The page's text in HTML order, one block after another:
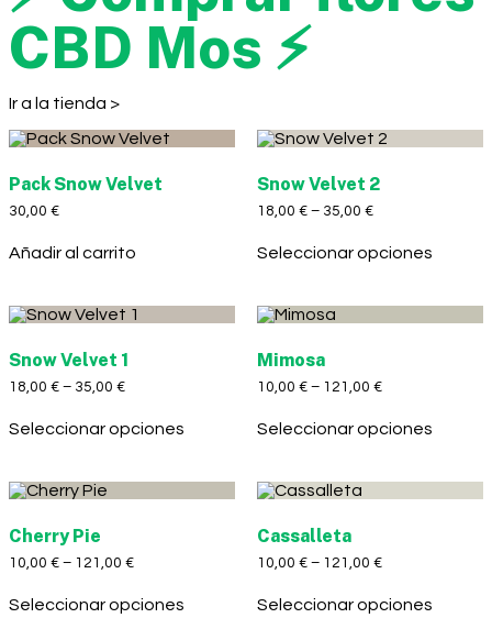
CBD Mos ⚡
Ir a la tienda >
Pack Snow Velvet
30,00 €
Añadir al carrito
Snow Velvet 2
18,00 € – 35,00 €
Seleccionar opciones
Snow Velvet 1
18,00 € – 35,00 €
Seleccionar opciones
Mimosa
10,00 € – 121,00 €
Seleccionar opciones
Cherry Pie
10,00 € – 121,00 €
Seleccionar opciones
Cassalleta
10,00 € – 121,00 €
Seleccionar opciones